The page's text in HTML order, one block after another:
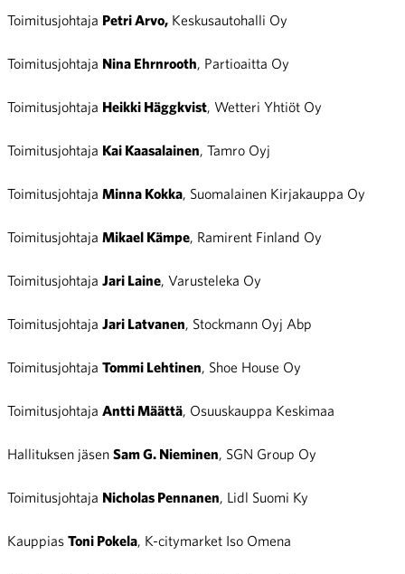
Toimitusjohtaja Petri Arvo, Keskusautohalli Oy
Toimitusjohtaja Nina Ehrnrooth , Partioaitta Oy
Toimitusjohtaja Heikki Häggkvist , Wetteri Yhtiöt Oy
Toimitusjohtaja Kai Kaasalainen , Tamro Oyj
Toimitusjohtaja Minna Kokka , Suomalainen Kirjakauppa Oy
Toimitusjohtaja Mikael Kämpe , Ramirent Finland Oy
Toimitusjohtaja Jari Laine , Varusteleka Oy
Toimitusjohtaja Jari Latvanen , Stockmann Oyj Abp
Toimitusjohtaja Tommi Lehtinen , Shoe House Oy
Toimitusjohtaja Antti Määttä , Osuuskauppa Keskimaa
Hallituksen jäsen Sam G. Nieminen , SGN Group Oy
Toimitusjohtaja Nicholas Pennanen , Lidl Suomi Ky
Kauppias Toni Pokela , K-citymarket Iso Omena